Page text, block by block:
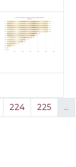
224 225 ...